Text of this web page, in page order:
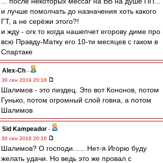
и лучше помолчать до назначения хоть какого
ГТ, а не серёжи этого?!
и жду - огк то когда нашепчет егорову диме про
всю Правду-Матку его 10-ти месяцев с гаком в
Спартаке
Alex-Ch -
30 сен 2019 20:18
Шалимов - это пиздец. Это вот Кононов, потом
Гунько, потом огромный слой говна, а потом
Шалимов
Sid Kampeador -
30 сен 2019 20:16
Шалимов? О господи...... Нет-я Игорю буду
желать удачи. Но ведь это же провал с